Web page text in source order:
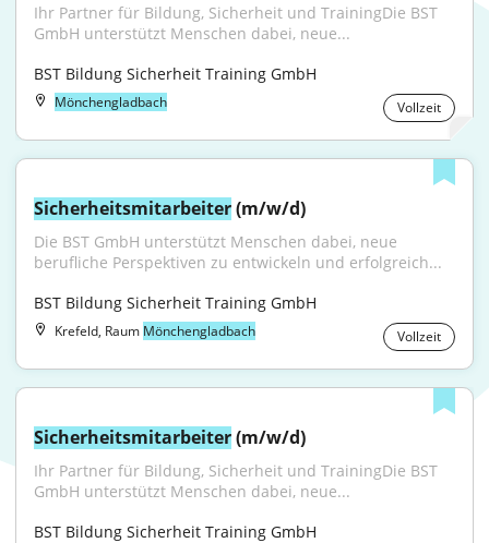
Ihr Partner für Bildung, Sicherheit und TrainingDie BST
GmbH unterstützt Menschen dabei, neue...
BST Bildung Sicherheit Training GmbH
Mönchengladbach Vollzeit
Sicherheitsmitarbeiter (m/w/d)
Die BST GmbH unterstützt Menschen dabei, neue
berufliche Perspektiven zu entwickeln und erfolgreich...
BST Bildung Sicherheit Training GmbH
Krefeld, Raum Mönchengladbach Vollzeit
Sicherheitsmitarbeiter (m/w/d)
Ihr Partner für Bildung, Sicherheit und TrainingDie BST
GmbH unterstützt Menschen dabei, neue...
BST Bildung Sicherheit Training GmbH